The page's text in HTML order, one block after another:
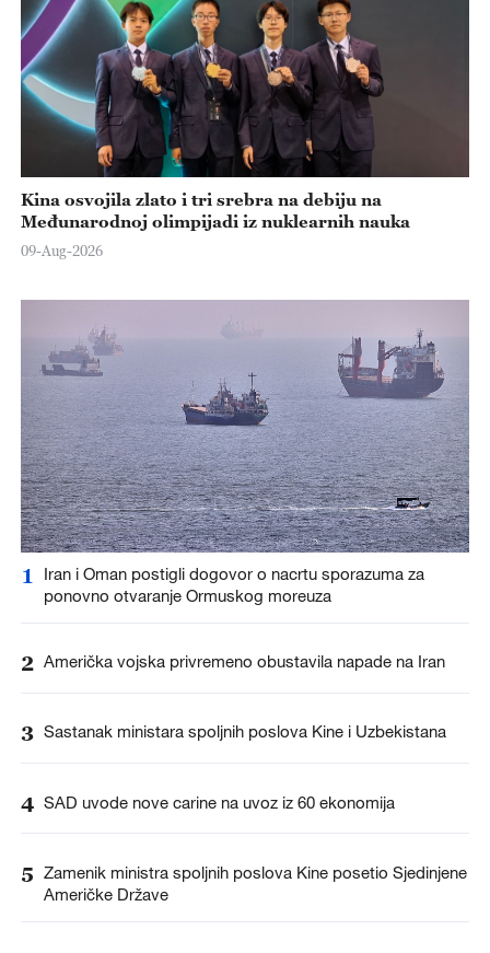
Kina osvojila zlato i tri srebra na debiju na
Međunarodnoj olimpijadi iz nuklearnih nauka
09-Aug-2026
1
Iran i Oman postigli dogovor o nacrtu sporazuma za
ponovno otvaranje Ormuskog moreuza
2 Američka vojska privremeno obustavila napade na Iran
3 Sastanak ministara spoljnih poslova Kine i Uzbekistana
4 SAD uvode nove carine na uvoz iz 60 ekonomija
5 Zamenik ministra spoljnih poslova Kine posetio Sjedinjene
Američke Države